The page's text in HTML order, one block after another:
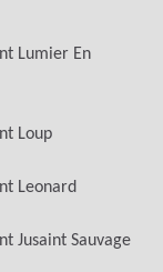
Lumier En
Loup
Leonard
Jusaint Sauvage